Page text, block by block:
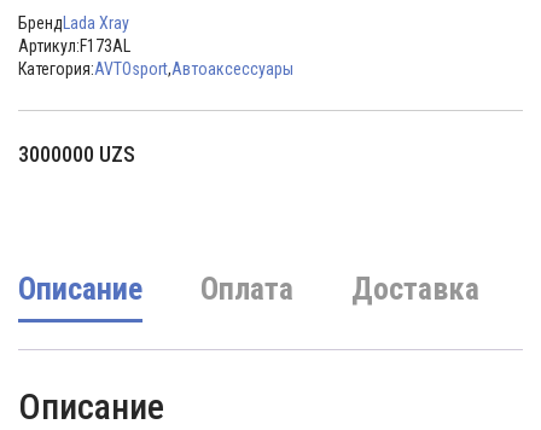
Бренд Lada Xray
Артикул:F173AL
Категория:AVTOsport,Автоаксессуары
3000000 UZS
Описание Оплата Доставка
Описание